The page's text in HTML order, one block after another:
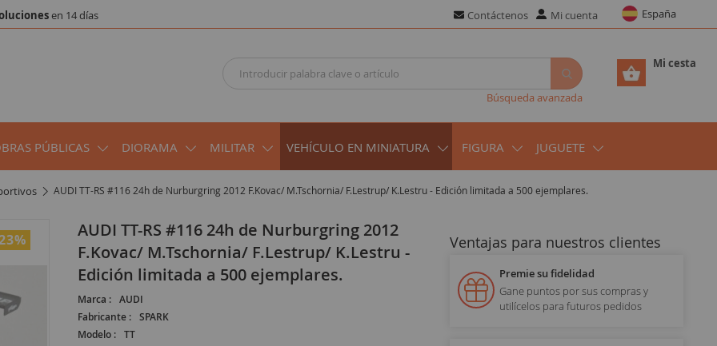
en 14 días Contáctenos Mi cuenta España
Mi cesta
Búsqueda avanzada
PÚBLICAS DIORAMA MILITAR VEHÍCULO EN MINIATURA FIGURA JUGUETE
AUDI TT-RS #116 24h de Nurburgring 2012 F.Kovac/ M.Tschornia/ F.Lestrup/ K.Lestru - Edición limitada a 500 ejemplares.
%
AUDI TT-RS #116 24h de Nurburgring 2012
F.Kovac/ M.Tschornia/ F.Lestrup/ K.Lestru -
Edición limitada a 500 ejemplares.
Marca :
AUDI
Fabricante :
SPARK
Modelo :
TT
Ventajas para nuestros clientes
Premie su fidelidad
Gane puntos por sus compras y
utilícelos para futuros pedidos